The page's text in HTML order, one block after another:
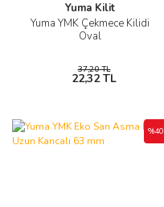
Yuma Kilit
Yuma YMK Çekmece Kilidi
Oval
37,20 TL
22,32 TL
%40